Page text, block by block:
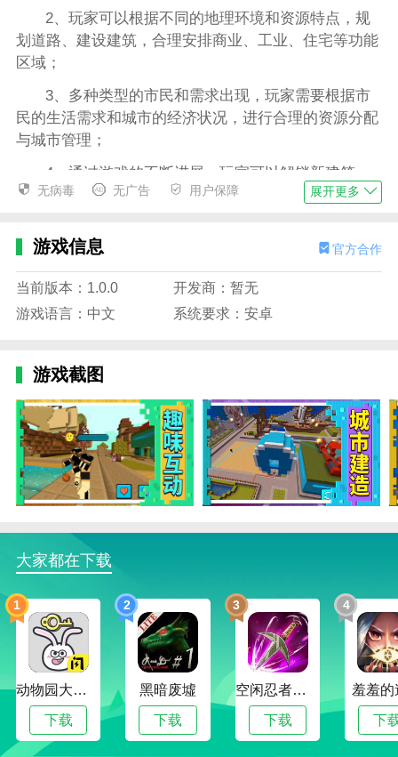
2、玩家可以根据不同的地理环境和资源特点，规
划道路、建设建筑，合理安排商业、工业、住宅等功能
区域；
3、多种类型的市民和需求出现，玩家需要根据市
民的生活需求和城市的经济状况，进行合理的资源分配
与城市管理；
4、通过游戏的不断进展，玩家可以解锁新建筑、
新设施和新技术，逐步提升城市的繁荣度与居民的满意
3D模拟城市游戏玩法
1、采用实时建造和经营的方式，玩家可以随时查
看并调整城市发展方向，参与各种建设项目，扩展城市
的规模；
区、工业区、公共设施等，玩家需要通过智能管理来保
持城市的平衡与发展；
3、玩家可以设立公共服务系统，如交通、卫生、
教育等，提升居民生活质量，并解决城市发展过程中出
现的各类问题；
4、支持动态经济系统，玩家将面临不断变化的市
场环境和居民需求，需要通过有效的规划与投资，适应
市场变动。
1、极高自由度的城市建设玩法，玩家可以根据自
己的想法和喜好自由规划整个城市的布局；
2、全面的资源管理系统，玩家需要管理水电气等
基础设施，优化城市运转效率；
3、动态的城市发展系统，随着时间推移，城市规
模和居民需求会发生变化，考验玩家的战略眼光和经营
无病毒 无广告 用户保障 展开更多
游戏信息 官方合作
当前版本：1.0.0
开发商：暂无
游戏语言：中文
系统要求：安卓
游戏截图
大家都在下载
1
动物园大冒险
下载
2
黑暗废墟
下载
3
空闲忍者传奇
下载
4
羞羞的
下